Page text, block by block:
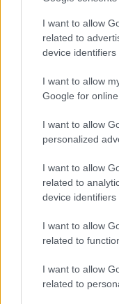
I want to allow
related to
device identifiers
I want to allow
Google for
I want to allow
personalized
I want to allow
related to
device identifiers
I want to allow
related to
I want to allow
related to